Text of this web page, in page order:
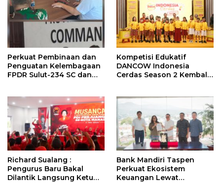
Perkuat Pembinaan dan
Penguatan Kelembagaan
FPDR Sulut-234 SC dan
Kompetisi Edukatif
DANCOW Indonesia
Cerdas Season 2 Kembali
Richard Sualang :
Pengurus Baru Bakal
Dilantik Langsung Ketum
Bank Mandiri Taspen
Perkuat Ekosistem
Keuangan Lewat